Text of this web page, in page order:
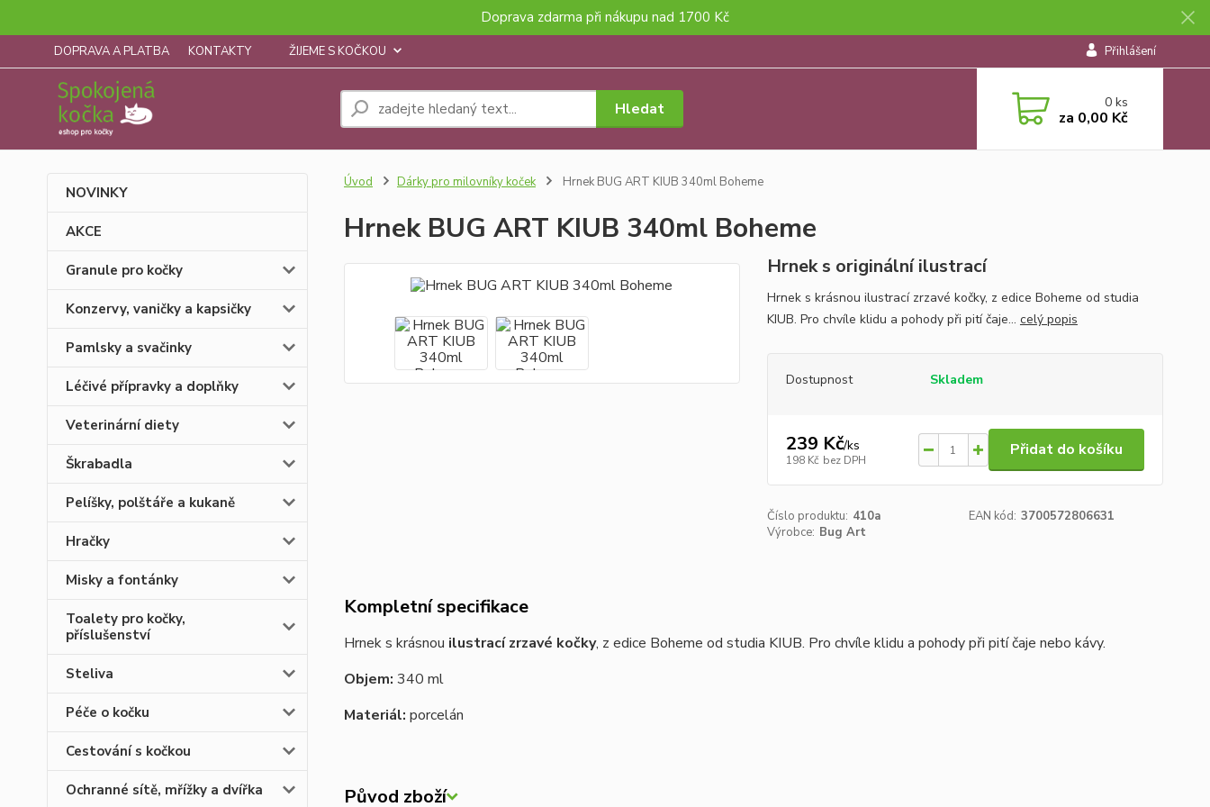
Doprava zdarma při nákupu nad 1700 Kč
DOPRAVA A PLATBA KONTAKTY ŽIJEME S KOČKOU Přihlášení
Hledat 0ks
za 0,00 Kč
NOVINKY
AKCE
Granule pro kočky
Konzervy, vaničky a kapsičky
Pamlsky a svačinky
Léčivé přípravky a doplňky
Veterinární diety
Škrabadla
Pelíšky, polštáře a kukaně
Hračky
Misky a fontánky
Toalety pro kočky,
příslušenství
Steliva
Péče o kočku
Cestování s kočkou
Ochranné sítě, mřížky a dvířka
Úvod Dárky pro milovníky koček Hrnek BUG ART KIUB 340ml Boheme
Hrnek BUG ART KIUB 340ml Boheme
Hrnek s originální ilustrací
Hrnek s krásnou ilustrací zrzavé kočky, z edice Boheme od studia
KIUB. Pro chvíle klidu a pohody při pití čaje... celý popis
Dostupnost Skladem
239 Kč/ks
198 Kč bez DPH
Přidat do košíku
Číslo produktu: 410a EAN kód: 3700572806631
Výrobce: Bug Art
Kompletní specifikace
Hrnek s krásnou ilustrací zrzavé kočky, z edice Boheme od studia KIUB. Pro chvíle klidu a pohody při pití čaje nebo kávy.
Objem: 340 ml
Materiál: porcelán
Původ zboží